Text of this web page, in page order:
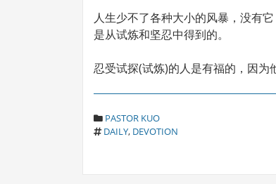
人生少不了各种大小的风暴，没有
是从试炼和坚忍中得到的。
忍受试探(试炼)的人是有福的，因
C
A
PASTOR KUO
T
DAILY, DEVOTION